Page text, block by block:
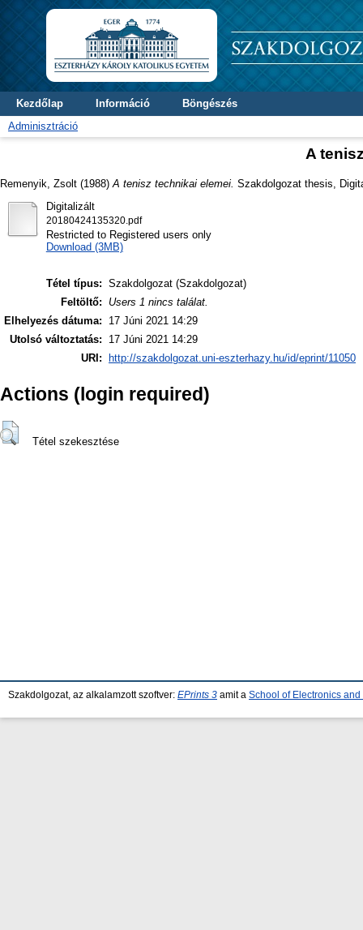
Kezdőlap Információ
Böngészés
Adminisztráció
A
Remenyik, Zsolt (1988) A tenisz technikai elemei. Szakdolgozat thesis,
Digitalizált
20180424135320.pdf
Restricted to Registered users only
Download (3MB)
Tétel típus: Szakdolgozat (Szakdolgozat)
Feltöltő:
Users 1 nincs találat.
Elhelyezés dátuma:
17 Júni 2021 14:29
Utolsó változtatás:
17 Júni 2021 14:29
URI:
http://szakdolgozat.uni-eszterhazy.hu/id/eprint/11050
Actions (login required)
Tétel szekesztése
Szakdolgozat, az alkalamzott szoftver: EPrints 3 amit a School of Electronics